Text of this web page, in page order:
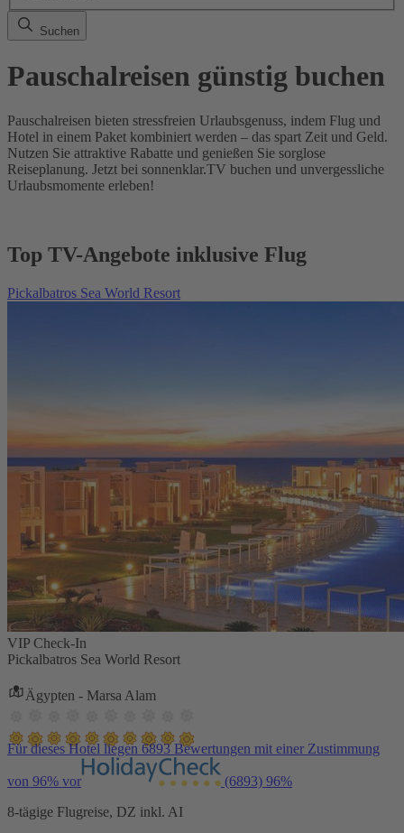
Suchen
Pauschalreisen günstig buchen
Pauschalreisen bieten stressfreien Urlaubsgenuss, indem Flug und
Hotel in einem Paket kombiniert werden – das spart Zeit und Geld.
Nutzen Sie attraktive Rabatte und genießen Sie sorglose
Reiseplanung. Jetzt bei sonnenklar.TV buchen und unvergessliche
Urlaubsmomente erleben!
Top TV-Angebote inklusive Flug
Pickalbatros Sea World Resort
VIP Check-In
Pickalbatros Sea World Resort
Ägypten - Marsa Alam
Für dieses Hotel liegen 6893 Bewertungen mit einer Zustimmung
von 96% vor (6893) 96%
8-tägige Flugreise, DZ inkl. AI